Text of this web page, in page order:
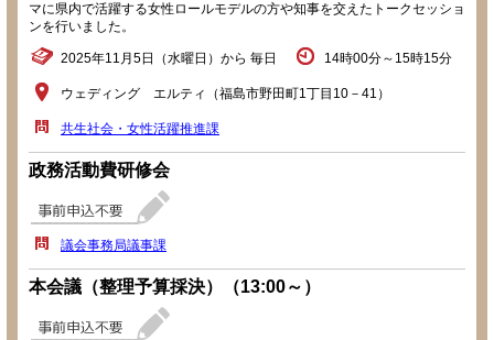
マに県内で活躍する女性ロールモデルの方や知事を交えたトークセッショ
ンを行いました。
2025年11月5日（水曜日）から 毎日 14時00分～15時15分
ウェディング エルティ（福島市野田町1丁目10－41）
共生社会・女性活躍推進課
政務活動費研修会
議会事務局議事課
本会議（整理予算採決）（13:00～）